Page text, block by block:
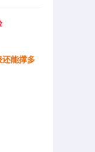
还能撑多